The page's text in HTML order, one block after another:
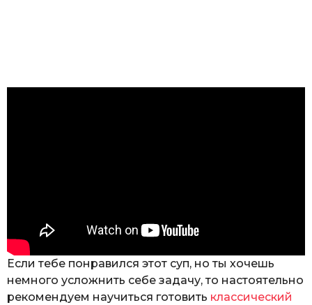
Если тебе понравился этот суп, но ты хочешь
немного усложнить себе задачу, то настоятельно
рекомендуем научиться готовить классический